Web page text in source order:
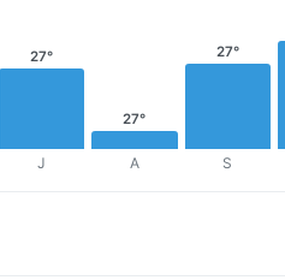
27°
J
27°
A
27°
S